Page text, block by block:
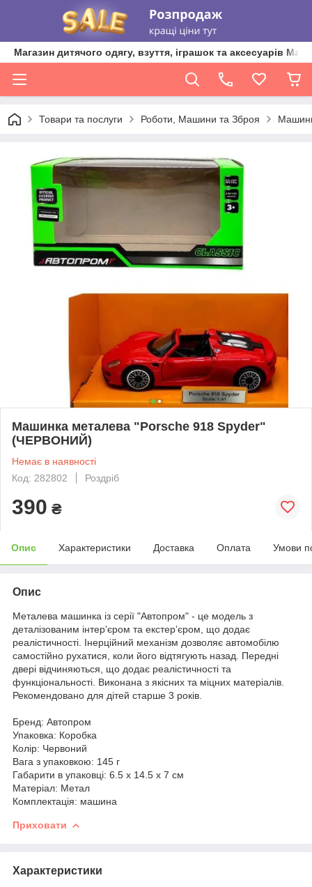
Магазин дитячого одягу, взуття, іграшок та аксесуарів
Товари та послуги Роботи, Машини та Зброя
Машинка металева "Porsche 918 Spyder"
(ЧЕРВОНИЙ)
Немає в наявності
Код: 282802
Роздріб
390 ₴
Опис Характеристики Доставка Оплата Умови
Опис
Металева машинка із серії "Автопром" - це модель з
деталізованим інтерʼєром та екстерʼєром, що додає
реалістичності. Інерційний механізм дозволяє автомобілю
самостійно рухатися, коли його відтягують назад. Передні
двері відчиняються, що додає реалістичності та
функціональності. Виконана з якісних та міцних матеріалів.
Рекомендовано для дітей старше 3 років.
Бренд: Автопром
Упаковка: Коробка
Колір: Червоний
Вага з упаковкою: 145 г
Габарити в упаковці: 6.5 x 14.5 x 7 см
Матеріал: Метал
Комплектація: машина
Приховати
Характеристики